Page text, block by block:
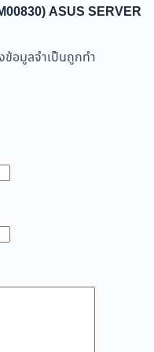
ASUS SERVER
ข้อมูลจำเป็นถูกทำ